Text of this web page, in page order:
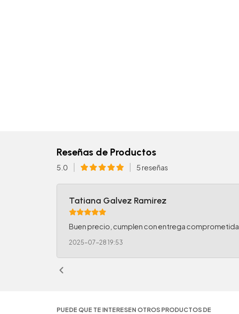
Reseñas de Productos
5.0 5 reseñas
Tatiana Galvez Ramirez
Buen precio, cumplen con entrega comprometida
2025-07-28 19:53
PUEDE QUE TE INTERESEN OTROS PRODUCTOS DE